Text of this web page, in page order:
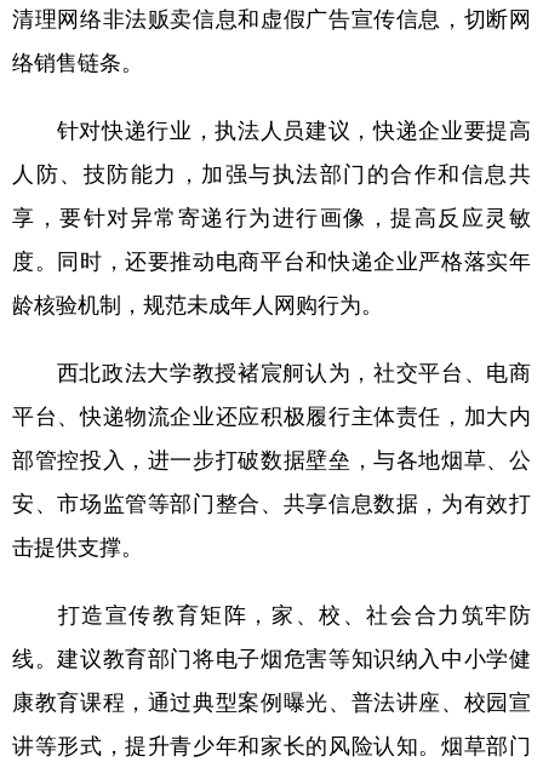
清理网络非法贩卖信息和虚假广告宣传信息，切断网
络销售链条。
针对快递行业，执法人员建议，快递企业要提高
人防、技防能力，加强与执法部门的合作和信息共
享，要针对异常寄递行为进行画像，提高反应灵敏
度。同时，还要推动电商平台和快递企业严格落实年
龄核验机制，规范未成年人网购行为。
西北政法大学教授褚宸舸认为，社交平台、电商
平台、快递物流企业还应积极履行主体责任，加大内
部管控投入，进一步打破数据壁垒，与各地烟草、公
安、市场监管等部门整合、共享信息数据，为有效打
击提供支撑。
打造宣传教育矩阵，家、校、社会合力筑牢防
线。建议教育部门将电子烟危害等知识纳入中小学健
康教育课程，通过典型案例曝光、普法讲座、校园宣
讲等形式，提升青少年和家长的风险认知。烟草部门